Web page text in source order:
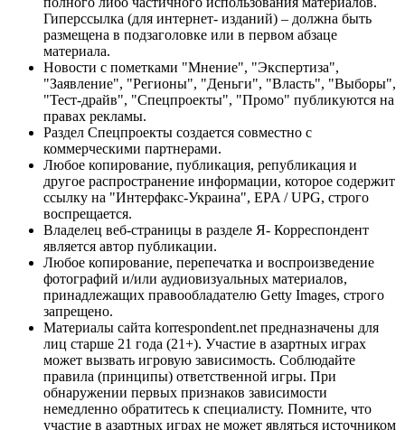
Гиперссылка (для интернет- изданий) – должна быть
размещена в подзаголовке или в первом абзаце
материала.
Новости с пометками "Мнение", "Экспертиза",
"Заявление", "Регионы", "Деньги", "Власть", "Выборы",
"Тест-драйв", "Спецпроекты", "Промо" публикуются на
правах рекламы.
Раздел Спецпроекты создается совместно с
коммерческими партнерами.
Любое копирование, публикация, републикация и
другое распространение информации, которое содержит
ссылку на "Интерфакс-Украина", EPA / UPG, строго
воспрещается.
Владелец веб-страницы в разделе Я- Корреспондент
является автор публикации.
Любое копирование, перепечатка и воспроизведение
фотографий и/или аудиовизуальных материалов,
принадлежащих правообладателю Getty Images, строго
запрещено.
Материалы сайта korrespondent.net предназначены для
лиц старше 21 года (21+). Участие в азартных играх
может вызвать игровую зависимость. Соблюдайте
правила (принципы) ответственной игры. При
обнаружении первых признаков зависимости
немедленно обратитесь к специалисту. Помните, что
участие в азартных играх не может являться источником